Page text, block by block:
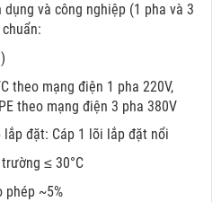
và công nghiệp (1 pha và 3
theo mạng điện 1 pha 220V,
theo mạng điện 3 pha 380V
lắp đặt: Cáp 1 lõi lắp đặt nổi
≤ 30°C
phép ~5%